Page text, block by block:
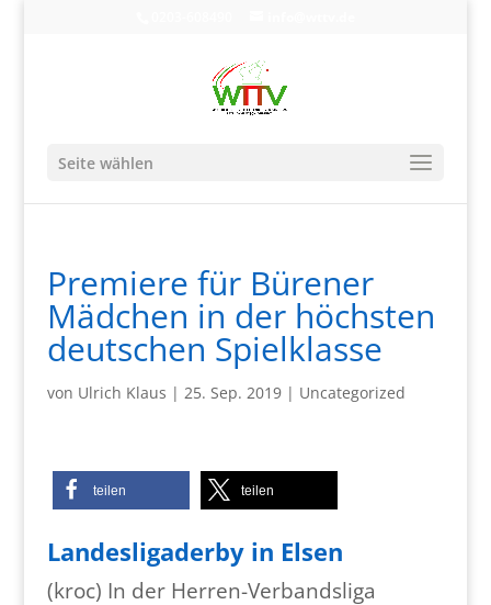
Seite wählen
Premiere für Bürener
Mädchen in der höchsten
deutschen Spielklasse
von Ulrich Klaus | 25. Sep. 2019| Uncategorized
teilen teilen
Landesligaderby in Elsen
(kroc) In der Herren-Verbandsliga